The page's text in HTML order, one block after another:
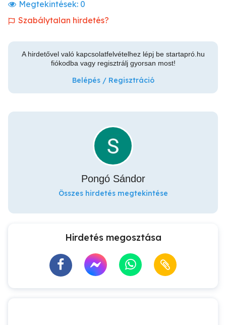
Megtekintések: 0
Szabálytalan hirdetés?
A hirdetővel való kapcsolatfelvételhez lépj be startapró.hu
fiókodba vagy regisztrálj gyorsan most!
Belépés / Regisztráció
Pongó Sándor
Összes hirdetés megtekintése
Hirdetés megosztása